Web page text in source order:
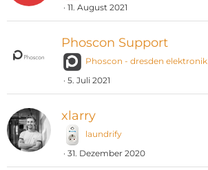
11. August 2021
Phoscon Support
Phoscon - dresden elektronik
5. Juli 2021
xlarry
laundrify
31. Dezember 2020